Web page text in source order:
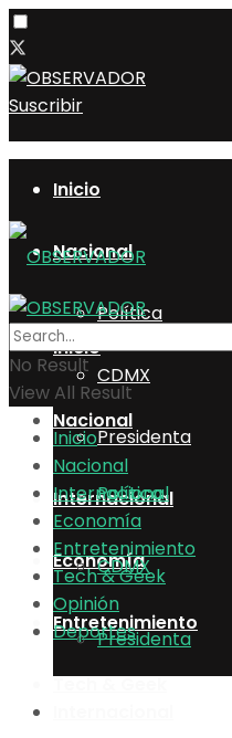
Suscribir
Inicio
Nacional
Política
CDMX
Presidenta
Internacional
Economía
Entretenimiento
Tech & Geek
Inicio
Nacional
Política
CDMX
Presidenta
No Result
View All Result
Inicio
Nacional
Internacional
Economía
Entretenimiento
Tech & Geek
Opinión
Deportes